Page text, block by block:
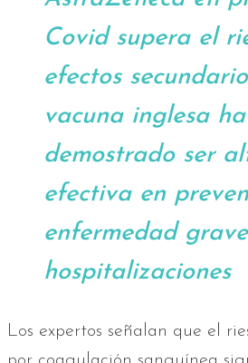
Covid supera el
efectos
vacuna inglesa ha
demostrado ser
efectiva en
enfermedad
hospitalizaciones
Los expertos señalan que el